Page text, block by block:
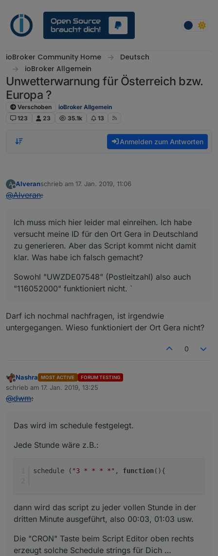
ioBroker Community Home
Deutsch
ioBroker Allgemein
Unwetterwarnung für Österreich bzw.
Europa ?
Verschoben
ioBroker Allgemein
123
23 35.1k 13
Anmelden zum Antworten
A
Offline
Alveranschrieb am 17. Jan. 2019, 11:06
zuletzt editiert von
@Alveran:
Ich muss mich hier leider mal einreihen. Ich habe
versucht meine ID für den Ort Gera in Deutschland
zu generieren. Aber das Script kommt nicht damit
klar. Was habe ich falsch gemacht?
Sowohl "UWZDE07548" (Postleitzahl) also auch
"116052000" funktioniert nicht. `
Darf ich nochmal nachfragen, ist irgendwie
untergegangen. Wieso funktioniert der Ort Gera nicht?
0
Offline
Nashra MOST ACTIVE FORUM TESTING
schrieb am 17. Jan. 2019, 13:25
zuletzt editiert von
@dwm:
Das wird im schedule festgelegt.
Jede Stunde wäre z.B.:
schedule ( "3 * * * *" , function( ){
dann wird das script zu jeder vollen Stunde in der
dritten Minute ausgeführt, also 00:03, 01:03 usw.
Die "CRON" Taste beim Script Editor oben rechts
erzeugt solche Schedule strings für Dich …